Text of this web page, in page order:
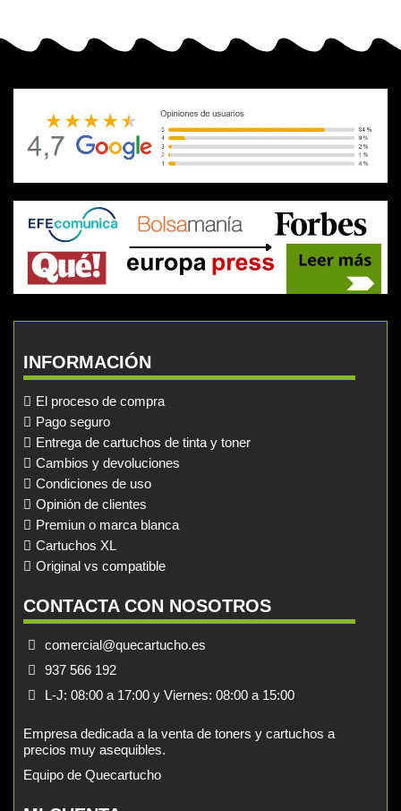
INFORMACIÓN
El proceso de compra
Pago seguro
Entrega de cartuchos de tinta y toner
Cambios y devoluciones
Condiciones de uso
Opinión de clientes
Premiun o marca blanca
Cartuchos XL
Original vs compatible
CONTACTA CON NOSOTROS
comercial@quecartucho.es
937 566 192
L-J: 08:00 a 17:00 y Viernes: 08:00 a 15:00
Empresa dedicada a la venta de toners y cartuchos a
precios muy asequibles.
Equipo de Quecartucho